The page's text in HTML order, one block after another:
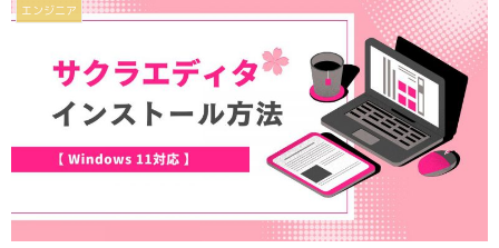
エンジニア